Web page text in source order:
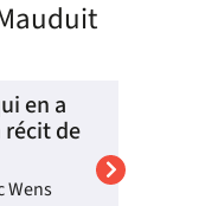
réflexions
sur la
le
en a
de
Wens